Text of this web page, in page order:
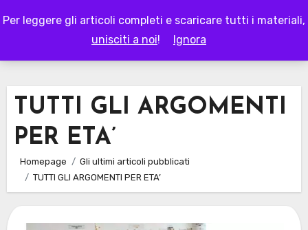
Per leggere gli articoli completi e scaricare tutti i materiali,
unisciti a noi! Ignora
to
LAPAPPADOLCE
TUTTI GLI ARGOMENTI
PER ETA’
Homepage
Gli ultimi articoli pubblicati
TUTTI GLI ARGOMENTI PER ETA’